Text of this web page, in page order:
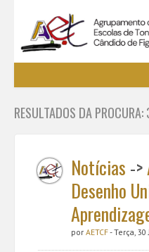
EE / Alunos
Bibliotecas
Media AETCF
Legislação
RESULTADOS DA PROCURA:
Notícias ->
Desenho
por AETCF- Terça, 30